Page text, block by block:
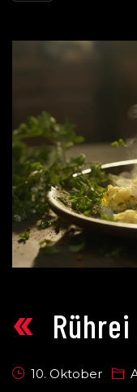
«
10. Oktober